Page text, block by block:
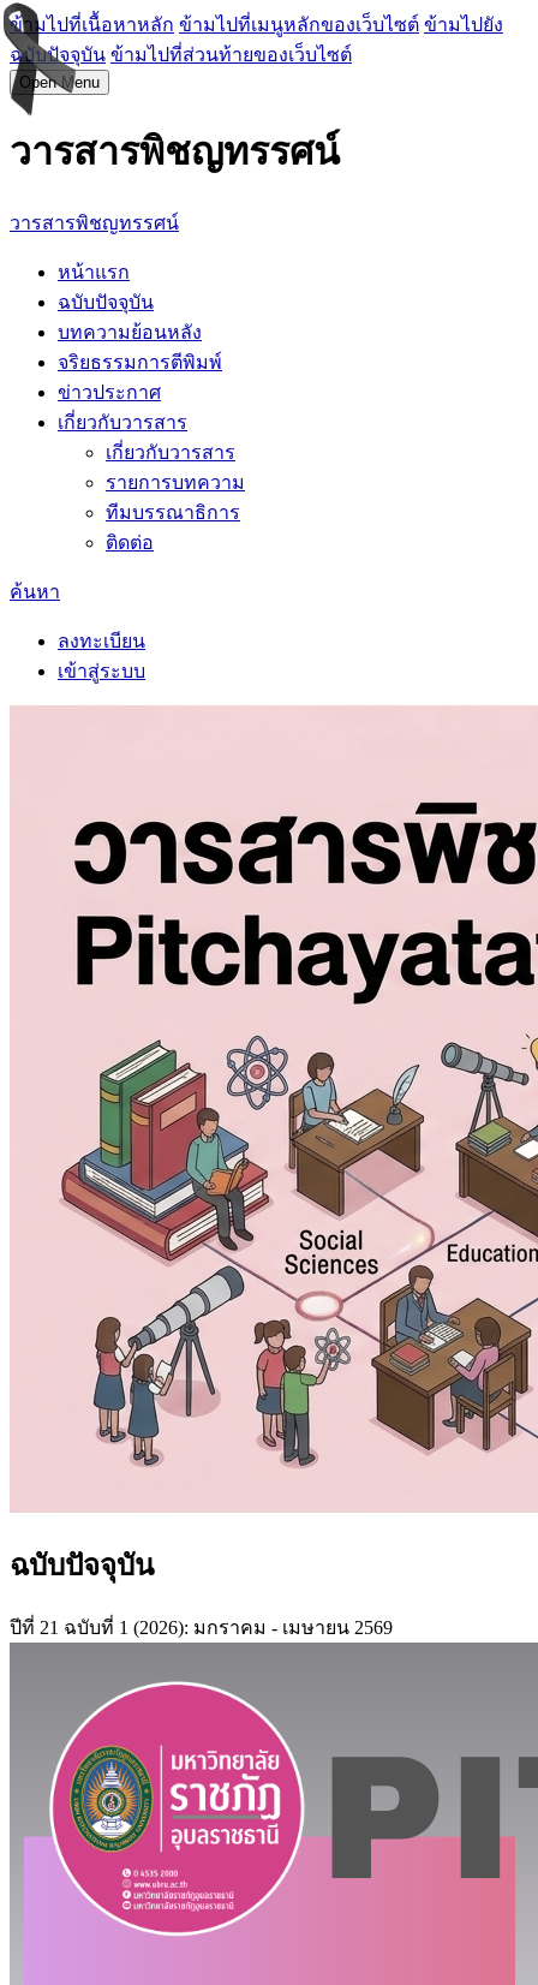
ข้ามไปที่เนื้อหาหลัก ข้ามไปที่เมนูหลักของเว็บไซต์ ข้ามไปยัง
ฉบับปัจจุบัน ข้ามไปที่ส่วนท้ายของเว็บไซต์
Open Menu
วารสารพิชญทรรศน์
วารสารพิชญทรรศน์
หน้าแรก
ฉบับปัจจุบัน
บทความย้อนหลัง
จริยธรรมการตีพิมพ์
ข่าวประกาศ
เกี่ยวกับวารสาร
เกี่ยวกับวารสาร
รายการบทความ
ทีมบรรณาธิการ
ติดต่อ
ค้นหา
ลงทะเบียน
เข้าสู่ระบบ
ฉบับปัจจุบัน
ปีที่ 21 ฉบับที่ 1 (2026): มกราคม - เมษายน 2569